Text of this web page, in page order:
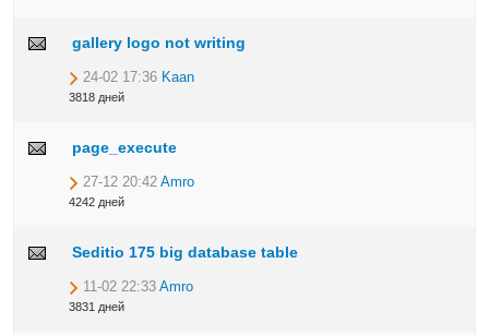
gallery logo not writing
24-02 17:36 Kaan
3818 дней
page_execute
27-12 20:42 Amro
4242 дней
Seditio 175 big database table
11-02 22:33 Amro
3831 дней